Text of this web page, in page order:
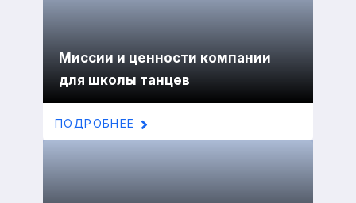
Миссии и ценности компании
для школы танцев
ПОДРОБНЕЕ